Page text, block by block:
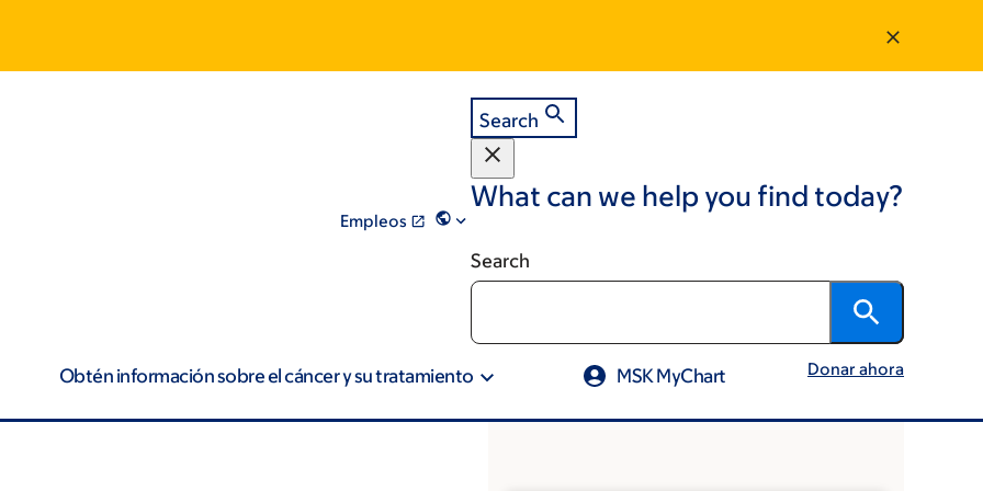
Empleos
Search
What can we help you find today?
Search
Obtén información sobre el cáncer y su tratamiento MSK MyChart Donar ahora